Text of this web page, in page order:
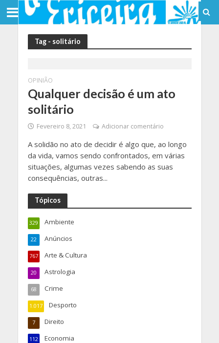
Tag - solitário
OPINIÃO
Qualquer decisão é um ato
solitário
Fevereiro 8, 2021 Adicionar comentário
A solidão no ato de decidir é algo que, ao longo
da vida, vamos sendo confrontados, em várias
situações, algumas vezes sabendo as suas
consequências, outras...
Tópicos
Ambiente
329
Anúncios
22
Arte & Cultura
767
Astrologia
20
Crime
68
Desporto
1.017
Direito
7
Economia
112